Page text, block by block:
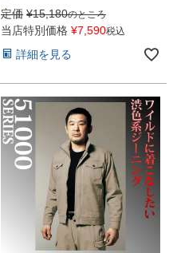
定価 ¥15,180のところ
当店特別価格 ¥7,590税込
詳細を見る